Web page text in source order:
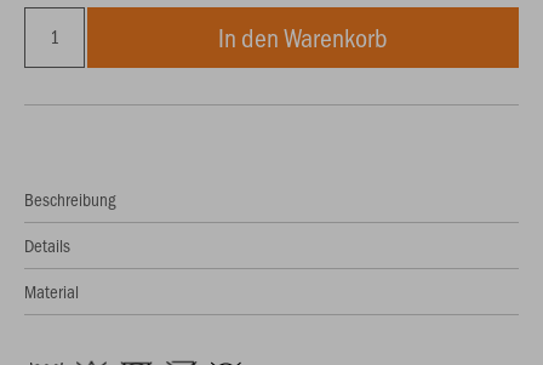
In den Warenkorb
Beschreibung
Details
Material